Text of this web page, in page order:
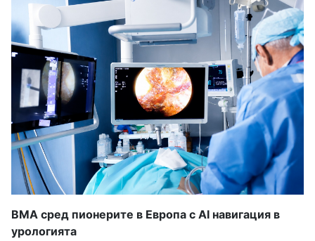
ВМА сред пионерите в Европа с AI навигация в
урологията